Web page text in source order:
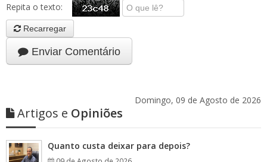
Repita o texto:
Recarregar
Enviar Comentário
Domingo, 09 de Agosto de 2026
Artigos e Opiniões
Quanto custa deixar para depois?